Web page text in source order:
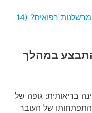
בחן את עצמך: האם נפגעת מרשלנות רפואית? (14
במהלך
בריאותית: גופה של
של העובר